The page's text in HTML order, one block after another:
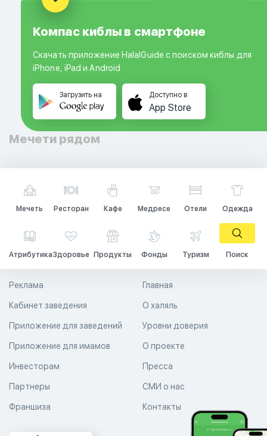
Компас киблы в смартфоне
Скачать приложение HalalGuide с поиском киблы для
iPhone, iPad и Android
Загрузить на Доступно в
App Store
Мечети рядом
Мечеть Ресторан Кафе Медресе Отели Одежда
АтрибутикаЗдоровье Продукты Фонды Туризм Поиск
Главная
О халяль
Уровни доверия
Реклама
Кабинет заведения
Приложение для заведений
Приложение для имамов О проекте
Пресса
СМИ о нас
Контакты
Инвесторам
Партнеры
Франшиза